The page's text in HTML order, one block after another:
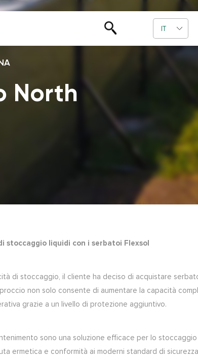
IT
North
stoccaggio liquidi con i serbatoi Flexsol
di stoccaggio, il cliente ha deciso di acquistare
non solo consente di aumentare la capacità
grazie a un livello di protezione aggiuntivo.
sono una soluzione efficace per lo
ermetica e conformità ai moderni standard di